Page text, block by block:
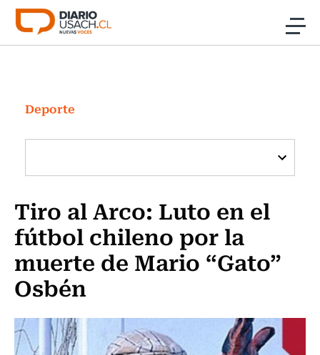
Click acá para ir directamente al contenido
Investigación
Cultura
Programas Radio y TV Usach
Deporte
Tiro al Arco: Luto en el
fútbol chileno por la
muerte de Mario “Gato”
Osbén